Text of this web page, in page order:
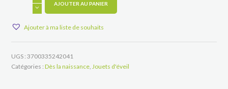
veilleuse
AJOUTER AU PANIER
Ajouter à ma liste de souhaits
UGS :3700335242041
Catégories :Dès la naissance Jouets d'éveil